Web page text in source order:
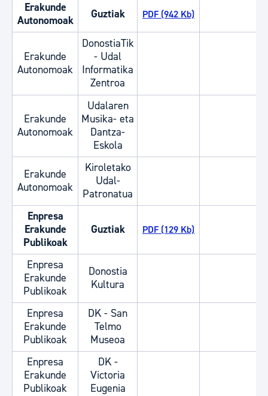
Erakunde
Autonomoak
Guztiak PDF (942 Kb)
Erakunde
Autonomoak
DonostiaTik
- Udal
Informatika
Zentroa
Erakunde
Autonomoak
Udalaren
Musika- eta
Dantza-
Eskola
Erakunde
Autonomoak
Kiroletako
Udal-
Patronatua
Enpresa
Erakunde
Publikoak
Guztiak PDF (129 Kb)
Enpresa
Erakunde
Publikoak
Donostia
Kultura
Enpresa
Erakunde
Publikoak
DK - San
Telmo
Museoa
Enpresa
Erakunde
Publikoak
DK -
Victoria
Eugenia